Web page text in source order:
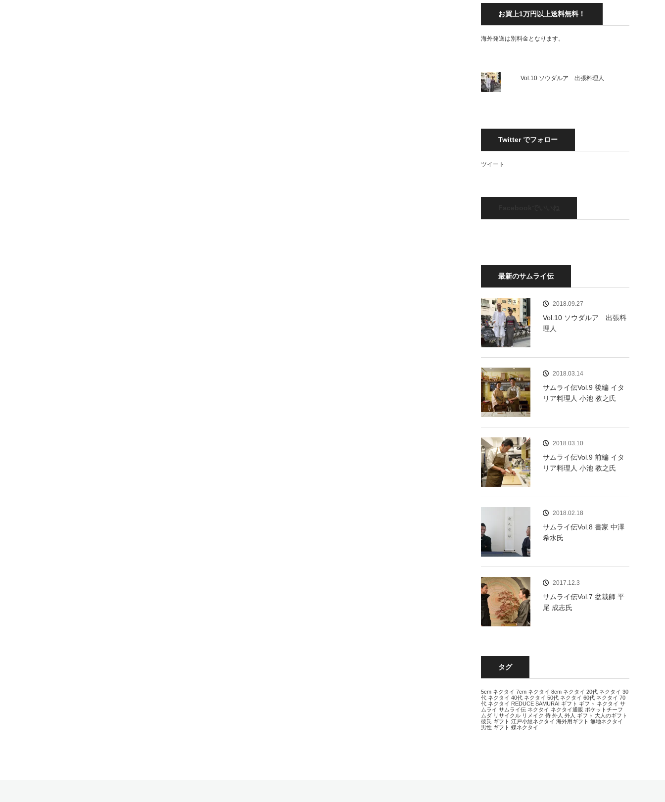
お買上1万円以上送料無料！
海外発送は別料金となります。
Vol.10 ソウダルア 出張料理人
Twitter でフォロー
ツイート
最新のサムライ伝
2018.09.27
Vol.10 ソウダルア 出張料
理人
2018.03.14
サムライ伝Vol.9 後編 イタ
リア料理人 小池 教之氏
2018.03.10
サムライ伝Vol.9 前編 イタ
リア料理人 小池 教之氏
2018.02.18
サムライ伝Vol.8 書家 中澤
希水氏
2017.12.3
サムライ伝Vol.7 盆栽師 平
尾 成志氏
タグ
5cm ネクタイ 7cm ネクタイ 8cm ネクタイ 20代 ネクタイ 30
代 ネクタイ 40代 ネクタイ 50代 ネクタイ 60代 ネクタイ 70
代 ネクタイ REDUCE SAMURAI ギフト ギフト ネクタイ サ
ムライ サムライ伝 ネクタイ ネクタイ通販 ポケットチーフ
ムダ リサイクル リメイク 侍 外人 外人 ギフト 大人のギフト
彼氏 ギフト 江戸小紋ネクタイ 海外用ギフト 無地ネクタイ
男性 ギフト 蝶ネクタイ